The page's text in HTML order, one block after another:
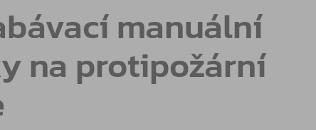
manuální
na protipožární